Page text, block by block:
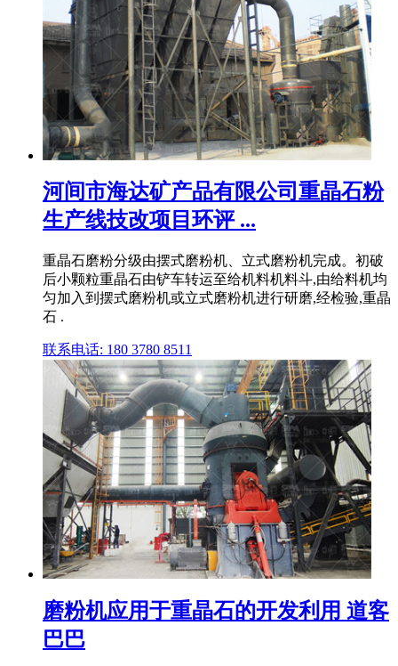
河间市海达矿产品有限公司重晶石粉
生产线技改项目环评 ...
重晶石磨粉分级由摆式磨粉机、立式磨粉机完成。初破
后小颗粒重晶石由铲车转运至给机料机料斗,由给料机均
匀加入到摆式磨粉机或立式磨粉机进行研磨,经检验,重晶
石 .
联系电话: 180 3780 8511
磨粉机应用于重晶石的开发利用 道客
巴巴